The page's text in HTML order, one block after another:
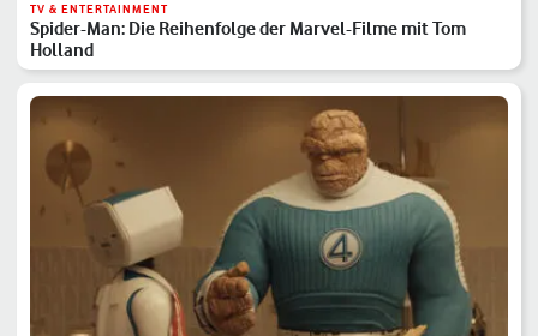
TV & ENTERTAINMENT
Spider-Man: Die Reihenfolge der Marvel-Filme mit Tom
Holland